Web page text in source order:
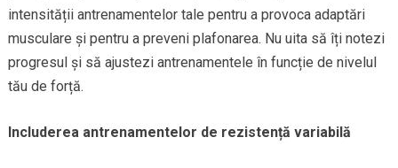
intensității antrenamentelor tale pentru a provoca adaptări
musculare și pentru a preveni plafonarea. Nu uita să îți notezi
progresul și să ajustezi antrenamentele în funcție de nivelul
tău de forță.
Includerea antrenamentelor de rezistență variabilă